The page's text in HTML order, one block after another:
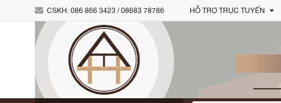
CSKH:086 866 3423 / 08683 78786 HỖ TRỢ TRỰC TUYẾN